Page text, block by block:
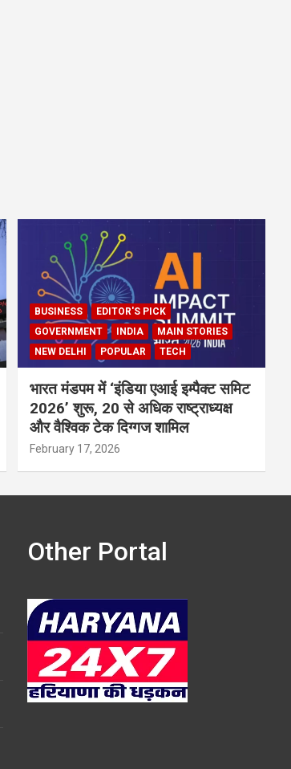
BUSINESS
EDITOR'S PICK
GOVERNMENT
INDIA
MAIN STORIES
NEW DELHI
POPULAR TECH
भारत मंडपम में ‘इंडिया एआई इम्पैक्ट समिट
2026’ शुरू, 20 से अधिक राष्ट्राध्यक्ष
और वैश्विक टेक दिग्गज शामिल
February 17, 2026
Other Portal